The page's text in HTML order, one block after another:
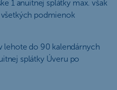
1 anuitnej splátky max. však
podmienok
lehote do 90 kalendárnych
splátky Úveru po